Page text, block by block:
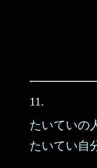
11.
たいていの
たいてい自